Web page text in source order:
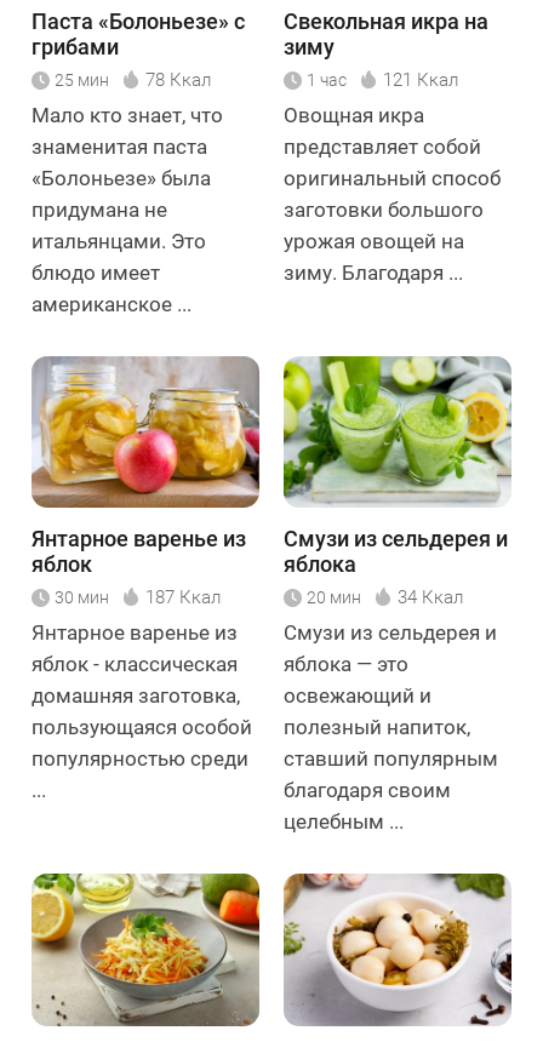
Паста «Болоньезе» с
грибами
25 мин 78 Ккал
Мало кто знает, что
знаменитая паста
«Болоньезе» была
придумана не
итальянцами. Это
блюдо имеет
американское ...
Свекольная икра на
зиму
1 час 121 Ккал
Овощная икра
представляет собой
оригинальный способ
заготовки большого
урожая овощей на
зиму. Благодаря ...
Янтарное варенье из
яблок
30 мин 187 Ккал
Янтарное варенье из
яблок - классическая
домашняя заготовка,
пользующаяся особой
популярностью среди
...
Смузи из сельдерея и
яблока
20 мин 34 Ккал
Смузи из сельдерея и
яблока — это
освежающий и
полезный напиток,
ставший популярным
благодаря своим
целебным ...